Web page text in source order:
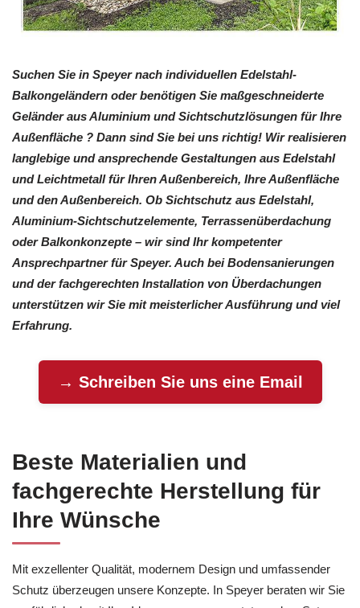
Suchen Sie in Speyer nach individuellen Edelstahl-
Balkongeländern oder benötigen Sie maßgeschneiderte
Geländer aus Aluminium und Sichtschutzlösungen für Ihre
Außenfläche ? Dann sind Sie bei uns richtig! Wir realisieren
langlebige und ansprechende Gestaltungen aus Edelstahl
und Leichtmetall für Ihren Außenbereich, Ihre Außenfläche
und den Außenbereich. Ob Sichtschutz aus Edelstahl,
Aluminium-Sichtschutzelemente, Terrassenüberdachung
oder Balkonkonzepte – wir sind Ihr kompetenter
Ansprechpartner für Speyer. Auch bei Bodensanierungen
und der fachgerechten Installation von Überdachungen
unterstützen wir Sie mit meisterlicher Ausführung und viel
Erfahrung.
→ Schreiben Sie uns eine Email
Beste Materialien und
fachgerechte Herstellung für
Ihre Wünsche
Mit exzellenter Qualität, modernem Design und umfassender
Schutz überzeugen unsere Konzepte. In Speyer beraten wir Sie